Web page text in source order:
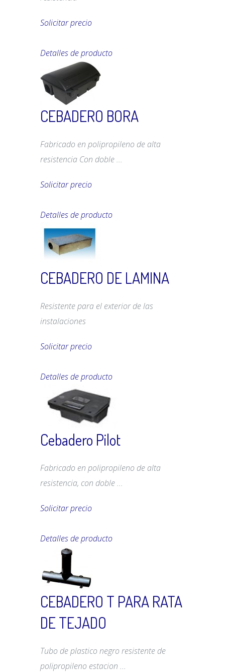
Solicitar precio
Detalles de producto
CEBADERO BORA
Fabricado en polipropileno de alta
resistencia Con doble ...
Solicitar precio
Detalles de producto
CEBADERO DE LAMINA
Resistente para el exterior de las
instalaciones
Solicitar precio
Detalles de producto
Cebadero Pilot
Fabricado en polipropileno de alta
resistencia, con doble ...
Solicitar precio
Detalles de producto
CEBADERO T PARA RATA
DE TEJADO
Tubo de plastico negro resistente de
polipropileno estacion ...